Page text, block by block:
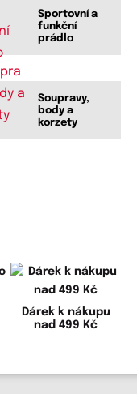
Sportovní a
funkční
prádlo
Soupravy,
body a
korzety
Dárek k nákupu
nad 499 Kč